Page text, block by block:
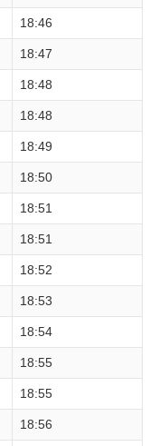
18:46
18:47
18:48
18:48
18:49
18:50
18:51
18:51
18:52
18:53
18:54
18:55
18:55
18:56